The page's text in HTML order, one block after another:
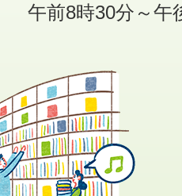
午前8時30分～午